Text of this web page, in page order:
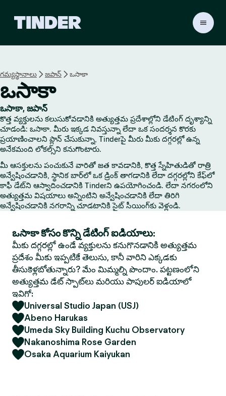
r
గమ్యస్థానాలు జపాన్ ఒసాకా
ఒసాకా
ఒసాకా, జపాన్
కొత్త వ్యక్తులను కలుసుకోవడానికి అత్యుత్తమ ప్రదేశాల్లోని డేటింగ్ దృశ్యాన్ని
చూడండి: ఒసాకా. మీరు ఇక్కడ నివస్తున్నా లేదా ఒక సందర్శన కొరకు
ప్రయాణించాలని ప్లాన్ చేసుకున్నా, Tinderపై మీరు మీకు దగ్గరల్లో ఉన్న
అనేకమంది లోకల్స్‌ని కనుగొంటారు.
మీ ఆసక్తులను పంచుకునే వారితో జత కావడానికి, కొత్త స్నేహితుడితో రాత్రి
అన్వేషించడానికి, స్థానిక బార్‌లో ఒక డ్రింక్ తాగడానికి లేదా దగ్గరల్లోని కేఫ్‌లో
కాఫీ డేట్‌ని ఆస్వాదించడానికి Tinderని ఉపయోగించండి. లేదా నగరంలోని
అత్యుత్తమ విషయాలు అన్నింటిని అన్వేషించడానికి లేదా తిరిగి
అన్వేషించడానికి నగరాన్ని చూడటానికి సైట్ సీయింగ్‌కు వెళ్లండి.
ఒసాకా కోసం కొన్ని డేటింగ్ ఐడియాలు:
మీకు దగ్గరల్లో ఉండే వ్యక్తులను కనుగొనడానికి అత్యుత్తమ
ప్రదేశం మీకు ఇప్పటికే తెలుసు, కానీ వారిని ఎక్కడకు
తీసుకెళ్లబోతున్నారు? మేం మిమ్మల్ని పొందాం. పట్టణంలోని
అత్యుత్తమ డేట్ స్పాట్‌లు మరియు పాపులర్ ఐడియాలో
ఇవిగో:
Universal Studio Japan (USJ)
Abeno Harukas
Umeda Sky Building Kuchu Observatory
Nakanoshima Rose Garden
Osaka Aquarium Kaiyukan